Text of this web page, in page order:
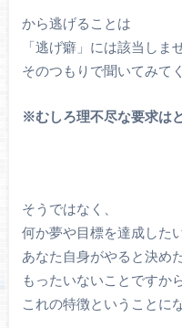
から逃げることは
「逃げ癖」には該当しま
そのつもりで聞いてみて
※むしろ理不尽な要求は
そうではなく、
何か夢や目標を達成した
あなた自身がやると決め
もったいないことですから
これの特徴ということに